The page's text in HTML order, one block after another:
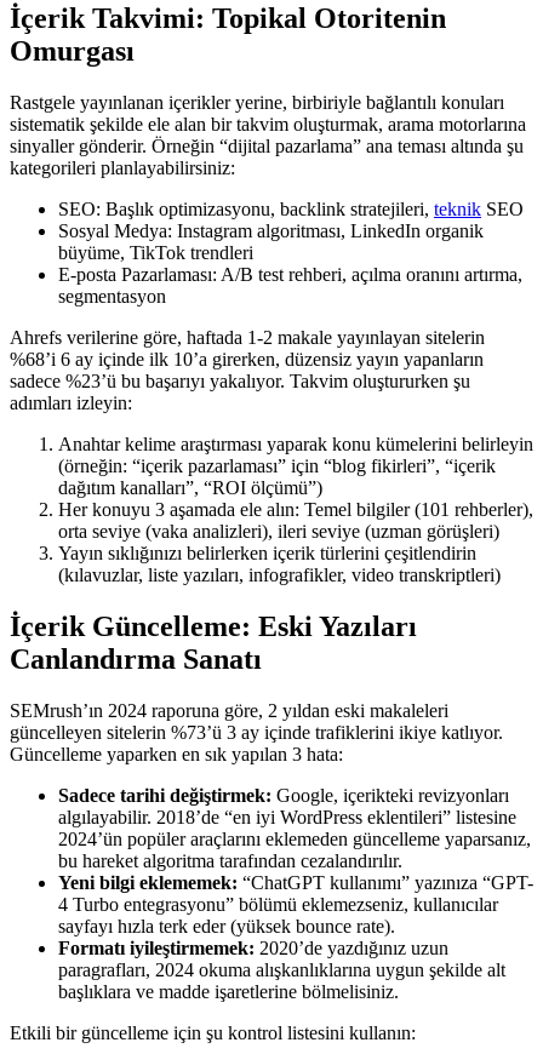
İçerik Takvimi: Topikal Otoritenin
Omurgası
Rastgele yayınlanan içerikler yerine, birbiriyle bağlantılı konuları
sistematik şekilde ele alan bir takvim oluşturmak, arama motorlarına
sinyaller gönderir. Örneğin “dijital pazarlama” ana teması altında şu
kategorileri planlayabilirsiniz:
SEO: Başlık optimizasyonu, backlink stratejileri, teknik SEO
Sosyal Medya: Instagram algoritması, LinkedIn organik
büyüme, TikTok trendleri
E-posta Pazarlaması: A/B test rehberi, açılma oranını artırma,
segmentasyon
Ahrefs verilerine göre, haftada 1-2 makale yayınlayan sitelerin
%68’i 6 ay içinde ilk 10’a girerken, düzensiz yayın yapanların
sadece %23’ü bu başarıyı yakalıyor. Takvim oluştururken şu
adımları izleyin:
Anahtar kelime araştırması yaparak konu kümelerini belirleyin
(örneğin: “içerik pazarlaması” için “blog fikirleri”, “içerik
dağıtım kanalları”, “ROI ölçümü”)
Her konuyu 3 aşamada ele alın: Temel bilgiler (101 rehberler),
orta seviye (vaka analizleri), ileri seviye (uzman görüşleri)
Yayın sıklığınızı belirlerken içerik türlerini çeşitlendirin
(kılavuzlar, liste yazıları, infografikler, video transkriptleri)
İçerik Güncelleme: Eski Yazıları
Canlandırma Sanatı
SEMrush’ın 2024 raporuna göre, 2 yıldan eski makaleleri
güncelleyen sitelerin %73’ü 3 ay içinde trafiklerini ikiye katlıyor.
Güncelleme yaparken en sık yapılan 3 hata:
Sadece tarihi değiştirmek: Google, içerikteki revizyonları
algılayabilir. 2018’de “en iyi WordPress eklentileri” listesine
2024’ün popüler araçlarını eklemeden güncelleme yaparsanız,
bu hareket algoritma tarafından cezalandırılır.
Yeni bilgi eklememek: “ChatGPT kullanımı” yazınıza “GPT-
4 Turbo entegrasyonu” bölümü eklemezseniz, kullanıcılar
sayfayı hızla terk eder (yüksek bounce rate).
Formatı iyileştirmemek: 2020’de yazdığınız uzun
paragrafları, 2024 okuma alışkanlıklarına uygun şekilde alt
başlıklara ve madde işaretlerine bölmelisiniz.
Etkili bir güncelleme için şu kontrol listesini kullanın: